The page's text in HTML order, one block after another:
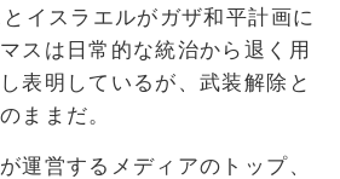
イスラエルがガザ和平計画に
スは日常的な統治から退く用
表明しているが、武装解除と
ままだ。
運営するメディアのトップ、